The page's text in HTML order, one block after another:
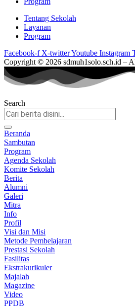
Tentang Sekolah
Layanan
Program
Facebook-f X-twitterYoutube Instagram
Copyright © 2026 sdmuh1solo.sch.id –
Search
Beranda
Sambutan
Program
Agenda Sekolah
Komite Sekolah
Berita
Alumni
Galeri
Mitra
Info
Profil
Visi dan Misi
Metode Pembelajaran
Prestasi Sekolah
Fasilitas
Ekstrakurikuler
Majalah
Magazine
Video
PPDB